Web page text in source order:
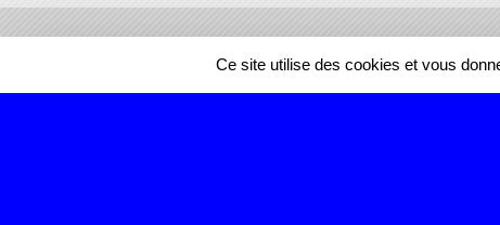
Ce site utilise des cookies et vous